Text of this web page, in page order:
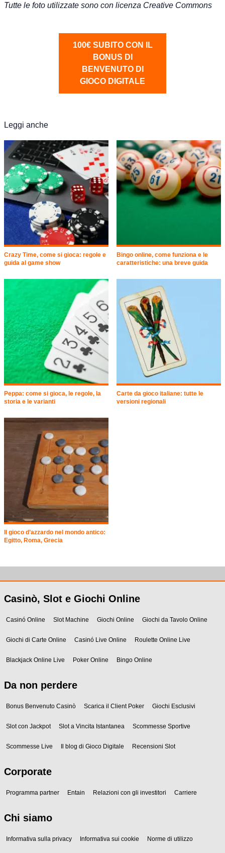
Tutte le foto utilizzate sono con licenza Creative Commons
100€ SUBITO CON IL
BONUS DI
BENVENUTO DI
GIOCO DIGITALE
Leggi anche
Crazy Time, come si gioca: regole e
guida al game show
Bingo online, come funziona e le
caratteristiche: una breve guida
Peppa: come si gioca, le regole, la
storia e le varianti
Carte da gioco italiane: tutte le
versioni regionali
Il gioco d’azzardo nel mondo antico:
Egitto, Roma, Grecia
Casinò, Slot e Giochi Online
Casinó Online Slot Machine Giochi Online Giochi da Tavolo Online
Giochi di Carte Online Casinó Live Online Roulette Online Live
Blackjack Online Live Poker Online Bingo Online
Da non perdere
Bonus Benvenuto Casinò Scarica il Client Poker Giochi Esclusivi
Slot con Jackpot Slot a Vincita Istantanea Scommesse Sportive
Scommesse Live Il blog di Gioco Digitale Recensioni Slot
Corporate
Programma partner Entain Relazioni con gli investitori Carriere
Chi siamo
Informativa sulla privacy Informativa sui cookie Norme di utilizzo